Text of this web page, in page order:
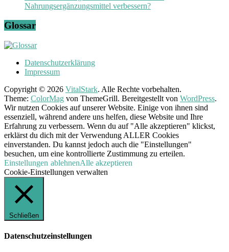
Nahrungsergänzungsmittel verbessern?
Glossar
Datenschutzerklärung
Impressum
Copyright © 2026 VitalStark. Alle Rechte vorbehalten.
Theme: ColorMag von ThemeGrill. Bereitgestellt von WordPress.
Wir nutzen Cookies auf unserer Website. Einige von ihnen sind
essenziell, während andere uns helfen, diese Website und Ihre
Erfahrung zu verbessern. Wenn du auf "Alle akzeptieren" klickst,
erklärst du dich mit der Verwendung ALLER Cookies
einverstanden. Du kannst jedoch auch die "Einstellungen"
besuchen, um eine kontrollierte Zustimmung zu erteilen.
Einstellungen ablehnenAlle akzeptieren
Cookie-Einstellungen verwalten
Schließen
Datenschutzeinstellungen